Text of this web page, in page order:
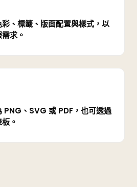
、標籤、版面配置與樣式，以
求。
PNG、SVG 或 PDF，也可透過
。